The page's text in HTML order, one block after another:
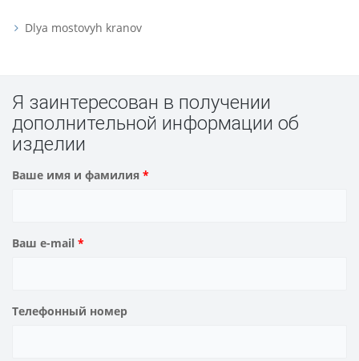
Dlya mostovyh kranov
Я заинтересован в получении
дополнительной информации об
изделии
Ваше имя и фамилия *
Ваш e-mail *
Телефонный номер